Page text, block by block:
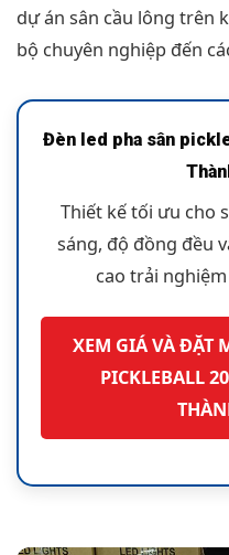
dự án sân cầu lông trên
bộ chuyên nghiệp đến
Đèn led pha sân
Thiết kế tối ưu cho
sáng, độ đồng đều
cao trải
XEM GIÁ VÀ ĐẶT
PICKLEBALL